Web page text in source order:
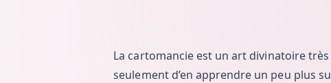
La cartomancie est un art divinatoire
seulement d’en apprendre un peu plus